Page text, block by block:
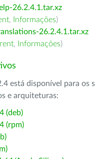
26.2.4.1.tar.xz
, Informações)
26.2.4.1.tar.xz
, Informações)
está disponível para os
e arquiteturas:
(deb)
(rpm)